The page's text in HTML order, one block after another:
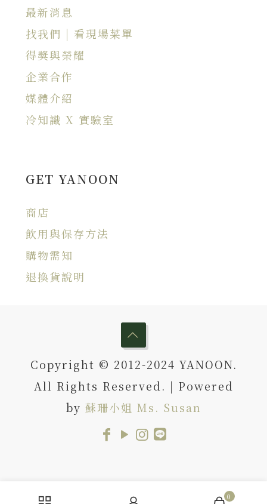
最新消息
找我們 | 看現場菜單
得獎與榮耀
企業合作
媒體介紹
冷知識 X 實驗室
GET YANOON
商店
飲用與保存方法
購物需知
退換貨說明
Copyright © 2012-2024 YANOON.
All Rights Reserved. | Powered
by 蘇珊小姐 Ms. Susan
0